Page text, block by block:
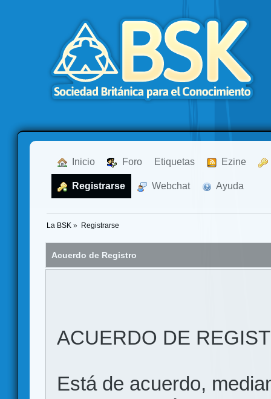
Inicio Foro Etiquetas Ezine
Registrarse Webchat Ayuda
La BSK » Registrarse
Acuerdo de Registro
ACUERDO DE
Está de acuerdo,